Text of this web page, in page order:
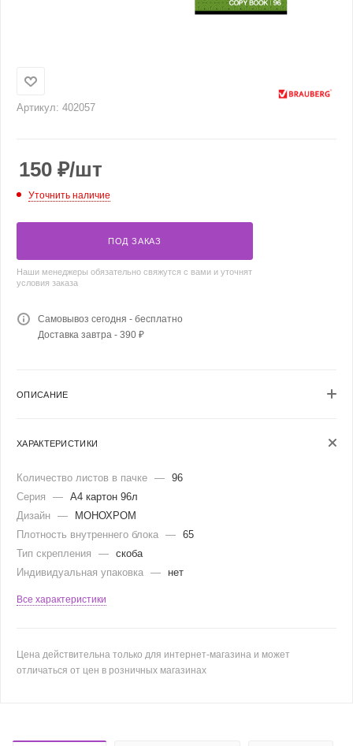
Артикул: 402057
150 ₽/шт
Уточнить наличие
ПОД ЗАКАЗ
Наши менеджеры обязательно свяжутся с вами и уточнят
условия заказа
Самовывоз сегодня - бесплатно
Доставка завтра - 390 ₽
ОПИСАНИЕ
ХАРАКТЕРИСТИКИ
Количество листов в пачке — 96
Серия
— А4 картон 96л
Дизайн —
МОНОХРОМ
Плотность внутреннего блока — 65
Тип скрепления
— скоба
Индивидуальная упаковка — нет
Все характеристики
Цена действительна только для интернет-магазина и может
отличаться от цен в розничных магазинах